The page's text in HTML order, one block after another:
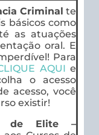
Criminal te
básicos como
as atuações
oral. E
Para
AQUI e
o acesso
acesso, você
existir!
de Elite –